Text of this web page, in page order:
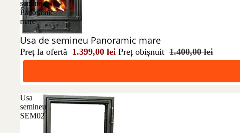
semineu
Panoramic
mare
Reducere 0%
Usa de semineu Panoramic mare
Preț la ofertă 1.399,00 lei Preț obișnuit 1.400,00 lei
Usa
semineu
SEM02